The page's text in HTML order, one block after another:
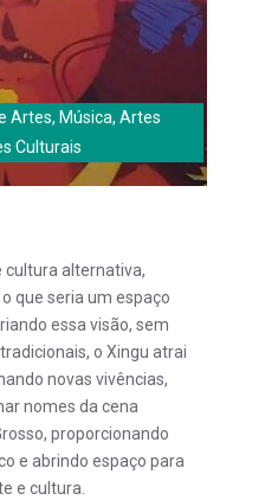
Artes, Música, Artes
Culturais
cultura alternativa,
que seria um espaço
essa visão, sem
o Xingu atrai
novas vivências,
nomes da cena
proporcionando
e abrindo espaço para
e cultura.